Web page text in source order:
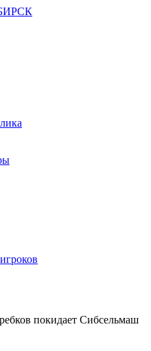
покидает Сибсельмаш